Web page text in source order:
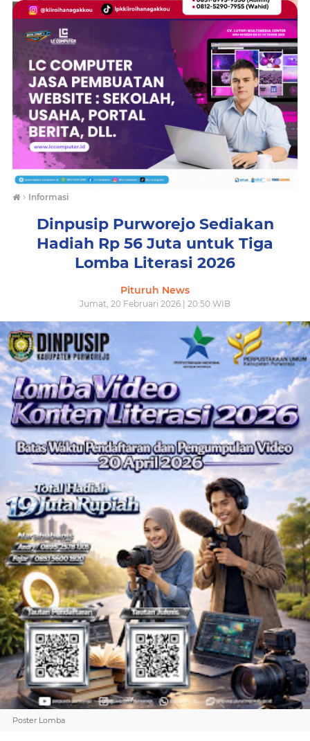
› Informasi
Dinpusip Purworejo Sediakan
Hadiah Rp 56 Juta untuk Tiga
Lomba Literasi 2026
Pituruh News
Jumat, 20 Februari 2026 | 20:50 WIB
Poster Lomba